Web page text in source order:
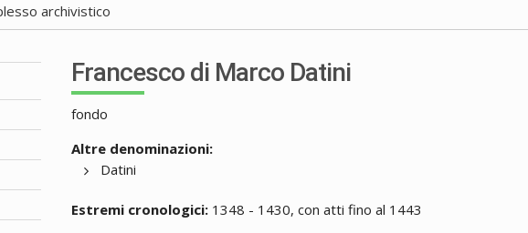
archivistico
Francesco di Marco Datini
fondo
Altre denominazioni:
Datini
Estremi cronologici: 1348 - 1430, con atti fino al 1443